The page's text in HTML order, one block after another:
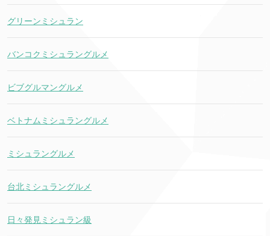
グリーンミシュラン
バンコクミシュラングルメ
ビブグルマングルメ
ベトナムミシュラングルメ
ミシュラングルメ
台北ミシュラングルメ
日々発見ミシュラン級